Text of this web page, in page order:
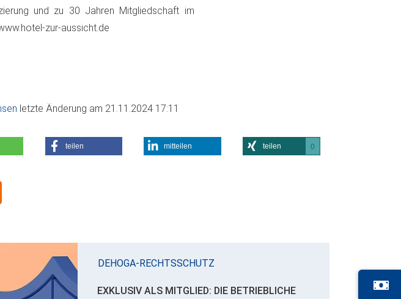
und zu 30 Jahren Mitgliedschaft im
zur-aussicht.de
letzte Änderung am 21.11.2024 17:11
teilen mitteilen teilen 0
DEHOGA-RECHTSSCHUTZ
EXKLUSIV ALS MITGLIED: DIE BETRIEBLICHE